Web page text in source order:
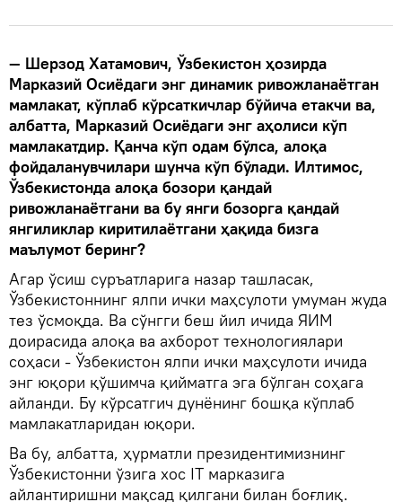
— Шерзод Хатамович, Ўзбекистон ҳозирда
Марказий Осиёдаги энг динамик ривожланаётган
мамлакат, кўплаб кўрсаткичлар бўйича етакчи ва,
албатта, Марказий Осиёдаги энг аҳолиси кўп
мамлакатдир. Қанча кўп одам бўлса, алоқа
фойдаланувчилари шунча кўп бўлади. Илтимос,
Ўзбекистонда алоқа бозори қандай
ривожланаётгани ва бу янги бозорга қандай
янгиликлар киритилаётгани ҳақида бизга
маълумот беринг?
Агар ўсиш суръатларига назар ташласак,
Ўзбекистоннинг ялпи ички маҳсулоти умуман жуда
тез ўсмоқда. Ва сўнгги беш йил ичида ЯИМ
доирасида алоқа ва ахборот технологиялари
соҳаси - Ўзбекистон ялпи ички маҳсулоти ичида
энг юқори қўшимча қийматга эга бўлган соҳага
айланди. Бу кўрсатгич дунёнинг бошқа кўплаб
мамлакатларидан юқори.
Ва бу, албатта, ҳурматли президентимизнинг
Ўзбекистонни ўзига хос IT марказига
айлантиришни мақсад қилгани билан боғлиқ.